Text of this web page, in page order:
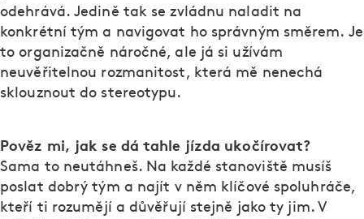
odehrává. Jedině tak se zvládnu naladit na
konkrétní tým a navigovat ho správným směrem. Je
to organizačně náročné, ale já si užívám
neuvěřitelnou rozmanitost, která mě nenechá
sklouznout do stereotypu.
Pověz mi, jak se dá tahle jízda ukočírovat?
Sama to neutáhneš. Na každé stanoviště musíš
poslat dobrý tým a najít v něm klíčové spoluhráče,
kteří ti rozumějí a důvěřují stejně jako ty jim. V